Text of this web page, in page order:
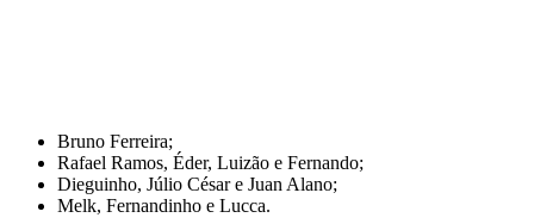
Bruno Ferreira;
Rafael Ramos, Éder, Luizão e Fernando;
Dieguinho, Júlio César e Juan Alano;
Melk, Fernandinho e Lucca.